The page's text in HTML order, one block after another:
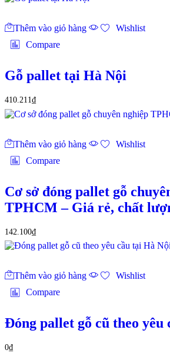
Thêm vào giỏ hàng
Wishlist
Compare
Gỗ pallet tại Hà Nội
410.211 ₫
Thêm vào giỏ hàng
Wishlist
Compare
Cơ sở đóng pallet gỗ
TPHCM – Giá rẻ, chất
142.100₫
Thêm vào giỏ hàng
Wishlist
Compare
Đóng pallet gỗ cũ theo yêu
0₫